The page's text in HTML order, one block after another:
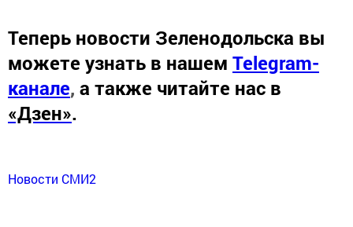
Теперь новости Зеленодольска вы
можете узнать в нашем Telegram-
канале, а также читайте нас в
«Дзен».
Новости СМИ2